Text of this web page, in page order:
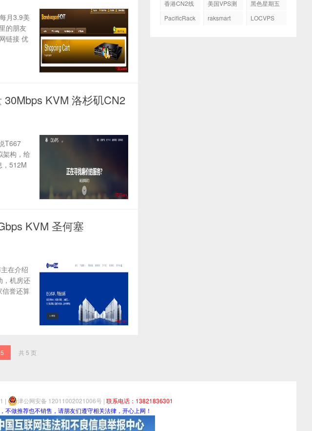
月3.9美
的朋友
链接 优
30Mbps KVM 洛杉矶CN2
T667
架构，给
，512M
KVM 圣何塞
在介绍
，机房还
信誉还算
5 共 5 页
香港CN2线
美国VPS测
黑色星期五
PacificRack
raksmart LOCVPS
| 津公网安备 12011002021006号 | 联系电话：13821836301
做推荐也不销售，请朋友们遵守相关法律，开心上网！